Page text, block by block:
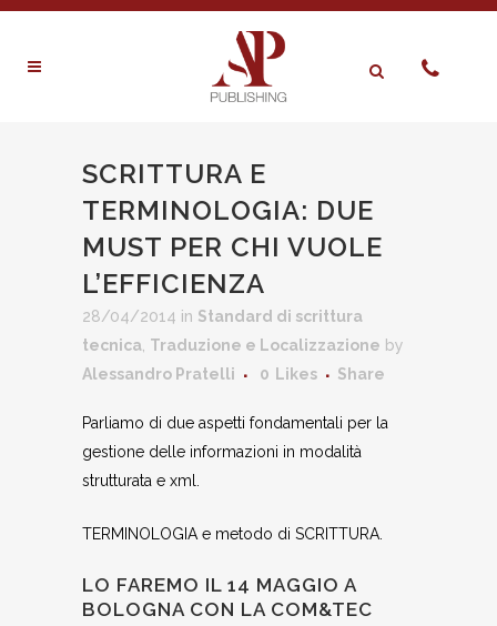
SCRITTURA E
TERMINOLOGIA: DUE
MUST PER CHI VUOLE
L’EFFICIENZA
28/04/2014 in Standard di scrittura
tecnica Traduzione e Localizzazione by
Alessandro Pratelli
0 Likes Share
Parliamo di due aspetti fondamentali per la
gestione delle informazioni in modalità
strutturata e xml.
TERMINOLOGIA e metodo di SCRITTURA.
LO FAREMO IL 14 MAGGIO A
BOLOGNA CON LA COM&TEC